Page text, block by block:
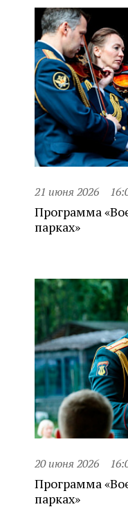
21 июня 2026
Программа
парках»
20 июня 2026
Программа
парках»